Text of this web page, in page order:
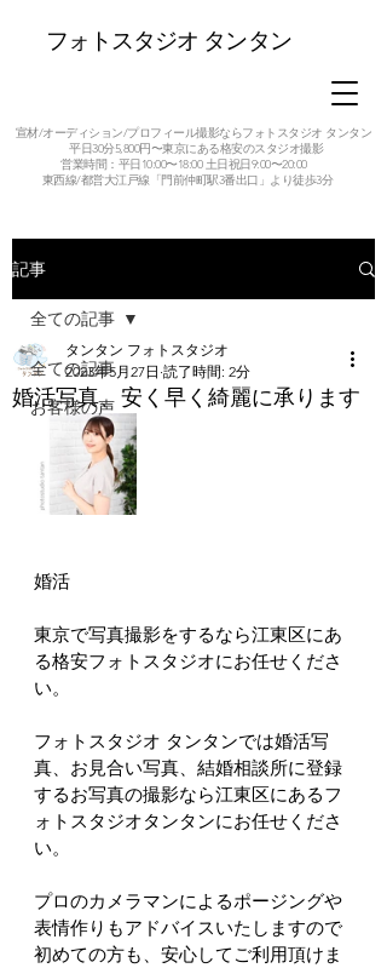
フォトスタジオ タンタン
宣材/オーディション/プロフィール撮影ならフォトスタジオ タンタン
平日30分5,800円〜東京にある格安のスタジオ撮影
営業時間：平日10:00〜18:00 土日祝日9:00〜20:00
東西線/都営大江戸線「門前仲町駅3番出口」より徒歩3分
記事
全ての記事
お客様の声
全ての記事
婚活写真、安く早く綺麗に承ります
タンタン フォトスタジオ
2023年5月27日 読了時間: 2分
婚活
東京で写真撮影をするなら江東区にあ
る格安フォトスタジオにお任せくださ
い。
フォトスタジオ タンタンでは婚活写
真、お見合い写真、結婚相談所に登録
するお写真の撮影なら江東区にあるフ
ォトスタジオタンタンにお任せくださ
い。
プロのカメラマンによるポージングや
表情作りもアドバイスいたしますので
初めての方も、安心してご利用頂けま